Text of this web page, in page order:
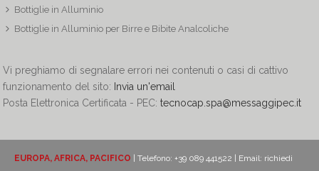
Bottiglie in Alluminio
Bottiglie in Alluminio per Birre e Bibite Analcoliche
Vi preghiamo di segnalare errori nei contenuti o casi di cattivo
funzionamento del sito: Invia un'email
Posta Elettronica Certificata - PEC:tecnocap.spa@messaggipec.it
EUROPA, AFRICA, PACIFICO | Telefono: +39 089 441522 | Email: richiedi